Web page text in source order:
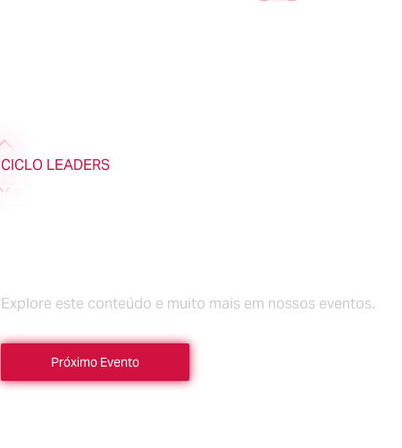
CICLO LEADERS
DESCUBRA MAIS NOS
Explore este conteúdo e muito mais em nossos eventos.
Próximo Evento